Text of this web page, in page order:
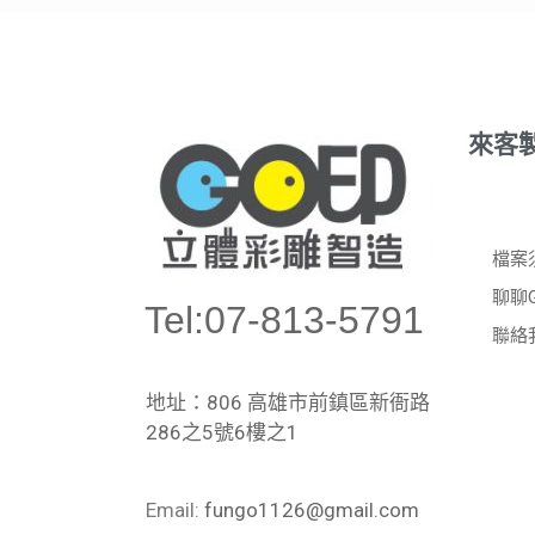
Tel:07-813-5791
地址：806 高雄市前鎮區新衙路
286之5號6樓之1
Email: fungo1126@gmail.com
來客
檔案
聊聊
聯絡